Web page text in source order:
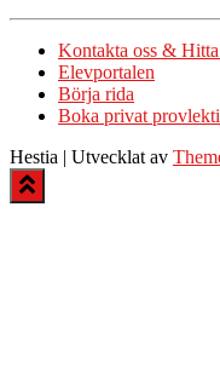
Kontakta oss &
Elevportalen
Börja rida
Boka privat
Hestia | Utvecklat av